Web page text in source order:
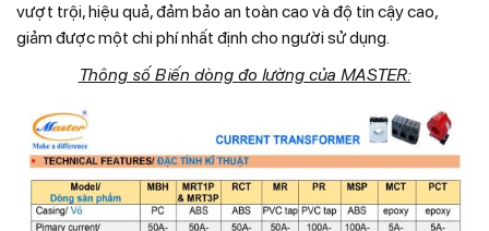
vượt trội, hiệu quả, đảm bảo an toàn cao và độ tin cậy cao,
giảm được một chi phí nhất định cho người sử dụng.
Thông số Biến dòng đo lường của MASTER: